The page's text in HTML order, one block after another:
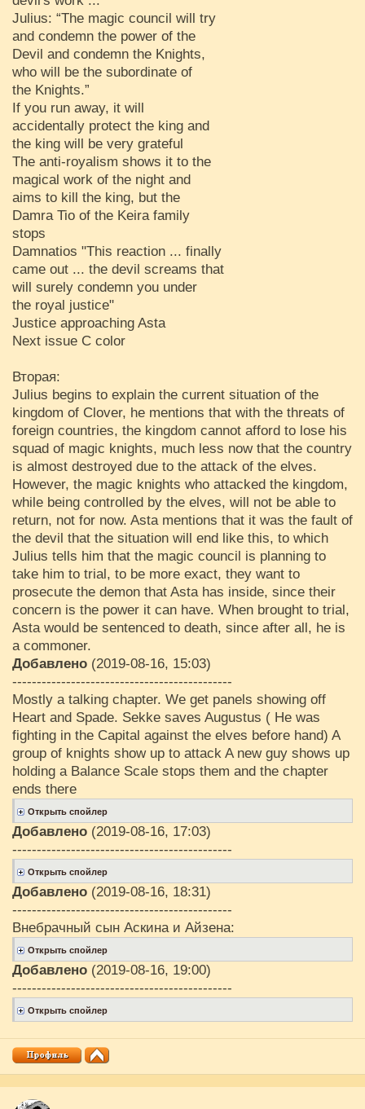
Julius: “The magic council will try
and condemn the power of the
Devil and condemn the Knights,
who will be the subordinate of
the Knights.”
If you run away, it will
accidentally protect the king and
the king will be very grateful
The anti-royalism shows it to the
magical work of the night and
aims to kill the king, but the
Damra Tio of the Keira family
stops
Damnatios "This reaction ... finally
came out ... the devil screams that
will surely condemn you under
the royal justice"
Justice approaching Asta
Next issue C color
Вторая:
Julius begins to explain the current situation of the
kingdom of Clover, he mentions that with the threats of
foreign countries, the kingdom cannot afford to lose his
squad of magic knights, much less now that the country
is almost destroyed due to the attack of the elves.
However, the magic knights who attacked the kingdom,
while being controlled by the elves, will not be able to
return, not for now. Asta mentions that it was the fault of
the devil that the situation will end like this, to which
Julius tells him that the magic council is planning to
take him to trial, to be more exact, they want to
prosecute the demon that Asta has inside, since their
concern is the power it can have. When brought to trial,
Asta would be sentenced to death, since after all, he is
a commoner.
Добавлено (2019-08-16, 15:03)
---------------------------------------------
Mostly a talking chapter. We get panels showing off
Heart and Spade. Sekke saves Augustus ( He was
fighting in the Capital against the elves before hand) A
group of knights show up to attack A new guy shows up
holding a Balance Scale stops them and the chapter
ends there
Добавлено (2019-08-16, 17:03)
---------------------------------------------
Добавлено (2019-08-16, 18:31)
---------------------------------------------
Внебрачный сын Аскина и Айзена:
Добавлено (2019-08-16, 19:00)
---------------------------------------------